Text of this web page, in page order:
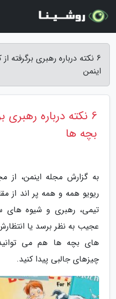
6 نکته درباره رهبری
اینمن
6 نکته درباره
بچه ها
به گزارش مجله اینمن، از
ریویو همه و همه پر اند از
تیمی، رهبری و شیوه های
عجیب به نظر برسد یا
های بچه ها هم می
چیزهای جالبی پیدا کنید.